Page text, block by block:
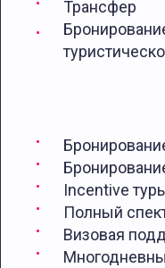
Трансфер
Incentive
Полный
Визовая